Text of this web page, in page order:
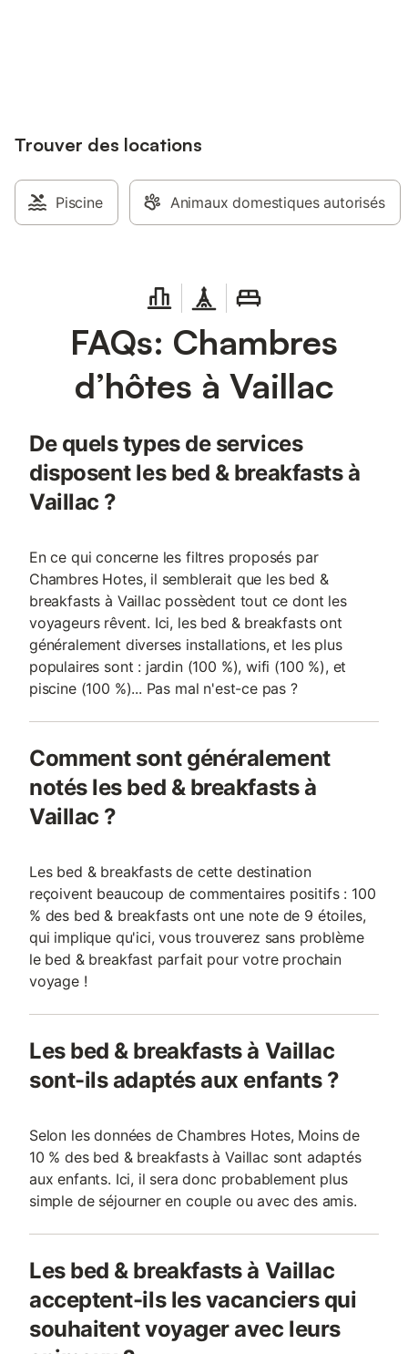
Trouver des locations
Piscine Animaux domestiques autorisés
FAQs: Chambres
d’hôtes à Vaillac
De quels types de services
disposent les bed & breakfasts à
Vaillac ?
En ce qui concerne les filtres proposés par
Chambres Hotes, il semblerait que les bed &
breakfasts à Vaillac possèdent tout ce dont les
voyageurs rêvent. Ici, les bed & breakfasts ont
généralement diverses installations, et les plus
populaires sont : jardin (100 %), wifi (100 %), et
piscine (100 %)... Pas mal n'est-ce pas ?
Comment sont généralement
notés les bed & breakfasts à
Vaillac ?
Les bed & breakfasts de cette destination
reçoivent beaucoup de commentaires positifs : 100
% des bed & breakfasts ont une note de 9 étoiles,
qui implique qu'ici, vous trouverez sans problème
le bed & breakfast parfait pour votre prochain
voyage !
Les bed & breakfasts à Vaillac
sont-ils adaptés aux enfants ?
Selon les données de Chambres Hotes, Moins de
10 % des bed & breakfasts à Vaillac sont adaptés
aux enfants. Ici, il sera donc probablement plus
simple de séjourner en couple ou avec des amis.
Les bed & breakfasts à Vaillac
acceptent-ils les vacanciers qui
souhaitent voyager avec leurs